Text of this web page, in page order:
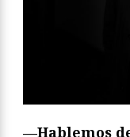
—Hablemos